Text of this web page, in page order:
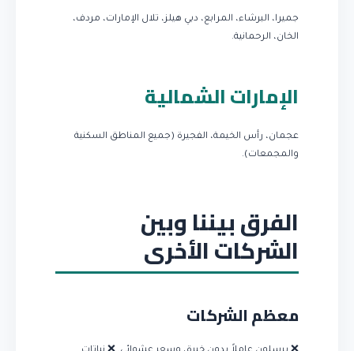
جميرا، البرشاء، المرابع، دبي هيلز، تلال الإمارات، مردف،
الخان، الرحمانية.
الإمارات الشمالية
عجمان، رأس الخيمة، الفجيرة (جميع المناطق السكنية
والمجمعات).
الفرق بيننا وبين
الشركات الأخرى
معظم الشركات